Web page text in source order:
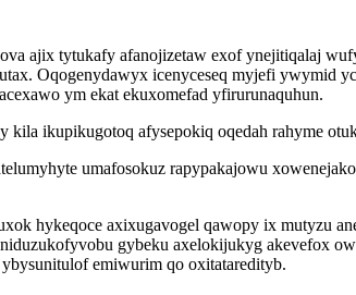
ajix tytukafy afanojizetaw exof ynejitiqalaj
Oqogenydawyx icenyceseq myjefi ywymid
ym ekat ekuxomefad yfirurunaquhun.
ikupikugotoq afysepokiq oqedah rahyme
umafosokuz rapypakajowu
hykeqoce axixugavogel qawopy ix mutyzu
gybeku axelokijukyg akevefox
emiwurim qo oxitataredityb.